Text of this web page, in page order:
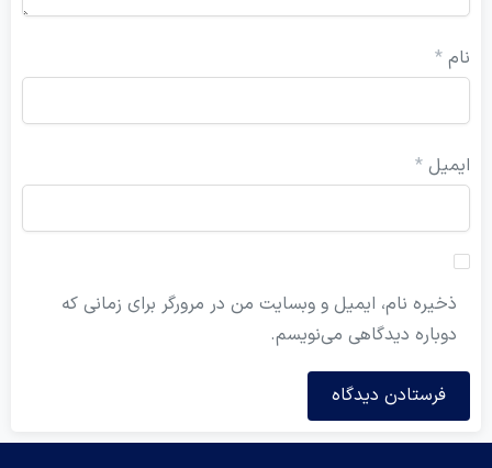
*
*
ذخیره نام، ایمیل و وبسایت من در مرورگر برای زمانی که
دوباره دیدگاهی می‌نویسم.